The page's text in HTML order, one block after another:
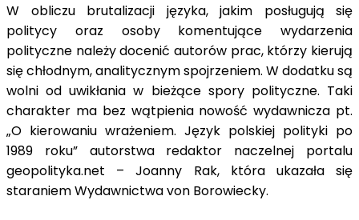
W obliczu brutalizacji języka, jakim posługują się
politycy oraz osoby komentujące wydarzenia
polityczne należy docenić autorów prac, którzy kierują
się chłodnym, analitycznym spojrzeniem. W dodatku są
wolni od uwikłania w bieżące spory polityczne. Taki
charakter ma bez wątpienia nowość wydawnicza pt.
„O kierowaniu wrażeniem. Język polskiej polityki po
1989 roku” autorstwa redaktor naczelnej portalu
geopolityka.net – Joanny Rak, która ukazała się
staraniem Wydawnictwa von Borowiecky.